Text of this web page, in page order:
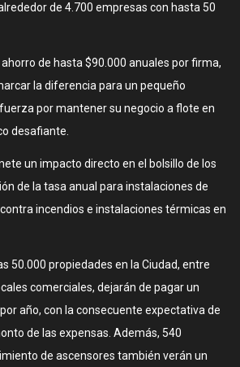
de 4.700 empresas con hasta 50
de hasta $90.000 anuales por firma,
la diferencia para un pequeño
por mantener su negocio a flote en
desafiante.
un impacto directo en el bolsillo de los
de la tasa anual para instalaciones de
incendios e instalaciones térmicas en
50.000 propiedades en la Ciudad, entre
comerciales, dejarán de pagar un
año, con la consecuente expectativa de
de las expensas. Además, 540
de ascensores también verán un